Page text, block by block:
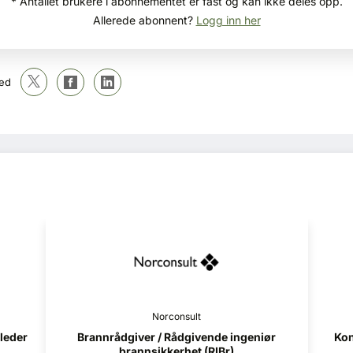
Allerede abonnent? Logg inn her
Norconsult
Konstruksjonsteknikk (RIB) - Helgeland